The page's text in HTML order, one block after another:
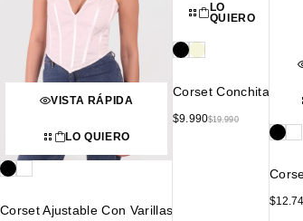
VISTA RÁPIDA
LO QUIERO
Corset Ajustable Con Varillas
LO
QUIERO
Corset Conchita
$19.990
$9.990
$